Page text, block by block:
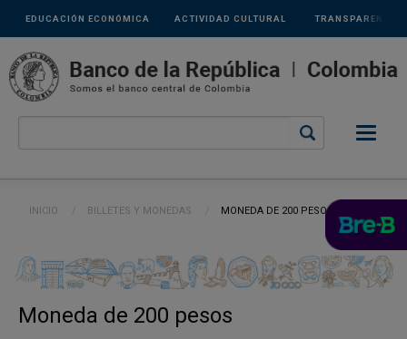
Pasar al contenido principal
Links
secundarios
ACTIVIDAD CULTURAL
EDUCACIÓN ECONÓMICA TRANSPARENCIA
Ruta de navegación
INICIO BILLETES Y MONEDAS CURRENT:
MONEDA DE 200 PESOS
Moneda de 200 pesos